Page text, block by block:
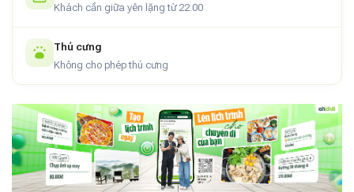
Không chỉ là một homestay, Homestay Annam Maison - 402
còn là một phần của trải nghiệm Hà Nội – nơi bạn có thể cảm
phòng nghỉ của mình.
Homestay Annam Maison - 402 là điểm dừng chân lý tưởng
cho những ai yêu thích sự kết hợp giữa cổ điển và hiện đại,
giữa tiện nghi và cảm xúc, giữa khám phá và nghỉ ngơi. Nếu
Khách cần giữa yên lặng từ 22:00
Thú cưng
Không cho phép thú cưng